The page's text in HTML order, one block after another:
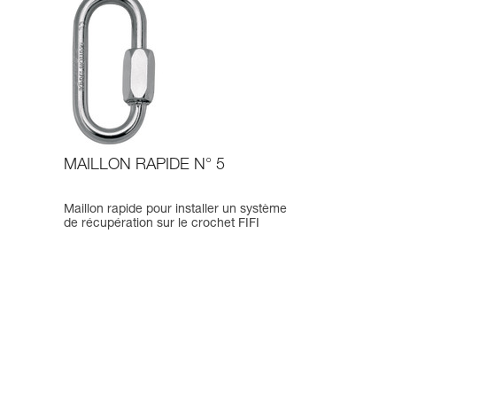
MAILLON RAPIDE N° 5
Maillon rapide pour installer un système
de récupération sur le crochet FIFI